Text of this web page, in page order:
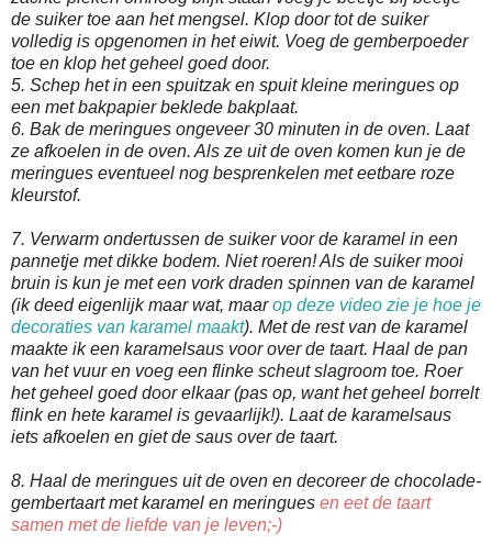
de suiker toe aan het mengsel. Klop door tot de suiker
volledig is opgenomen in het eiwit. Voeg de gemberpoeder
toe en klop het geheel goed door.
5. Schep het in een spuitzak en spuit kleine meringues op
een met bakpapier beklede bakplaat.
6. Bak de meringues ongeveer 30 minuten in de oven. Laat
ze afkoelen in de oven. Als ze uit de oven komen kun je de
meringues eventueel nog besprenkelen met eetbare roze
kleurstof.
7. Verwarm ondertussen de suiker voor de karamel in een
pannetje met dikke bodem. Niet roeren! Als de suiker mooi
bruin is kun je met een vork draden spinnen van de karamel
(ik deed eigenlijk maar wat, maarop deze video zie je hoe je
decoraties van karamel maakt). Met de rest van de karamel
maakte ik een karamelsaus voor over de taart. Haal de pan
van het vuur en voeg een flinke scheut slagroom toe. Roer
het geheel goed door elkaar (pas op, want het geheel borrelt
flink en hete karamel is gevaarlijk!). Laat de karamelsaus
iets afkoelen en giet de saus over de taart.
8. Haal de meringues uit de oven en decoreer de chocolade-
gembertaart met karamel en meringues en eet de taart
samen met de liefde van je leven;-)